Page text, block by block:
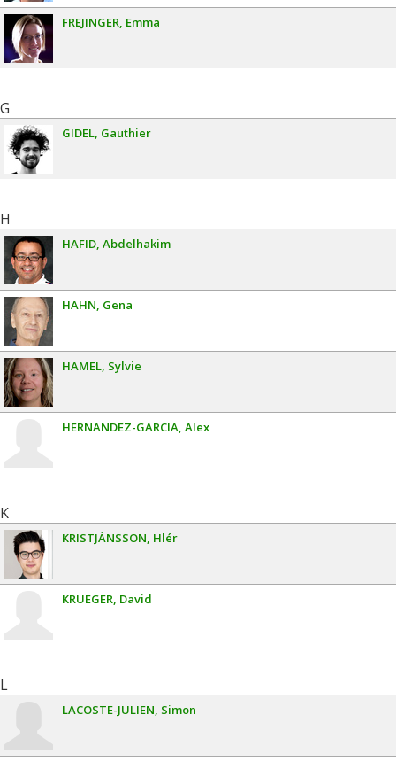
FREJINGER Emma
G
GIDEL Gauthier
H
HAFID Abdelhakim
HAHN Gena
HAMEL Sylvie
HERNANDEZ-GARCIA Alex
K
KRISTJÁNSSON Hlér
KRUEGER David
L
LACOSTE-JULIEN Simon